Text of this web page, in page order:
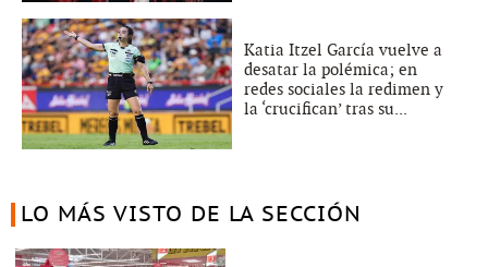
Katia Itzel García vuelve a
desatar la polémica; en
redes sociales la redimen y
la ‘crucifican’ tras su...
LO MÁS VISTO DE LA SECCIÓN